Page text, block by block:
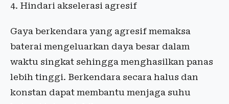
4. Hindari akselerasi agresif
Gaya berkendara yang agresif memaksa
baterai mengeluarkan daya besar dalam
waktu singkat sehingga menghasilkan panas
lebih tinggi. Berkendara secara halus dan
konstan dapat membantu menjaga suhu